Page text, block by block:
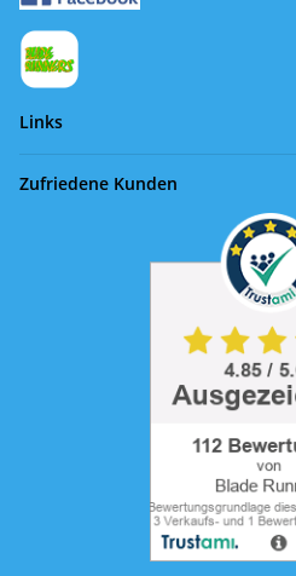
Links
Zufriedene Kunden